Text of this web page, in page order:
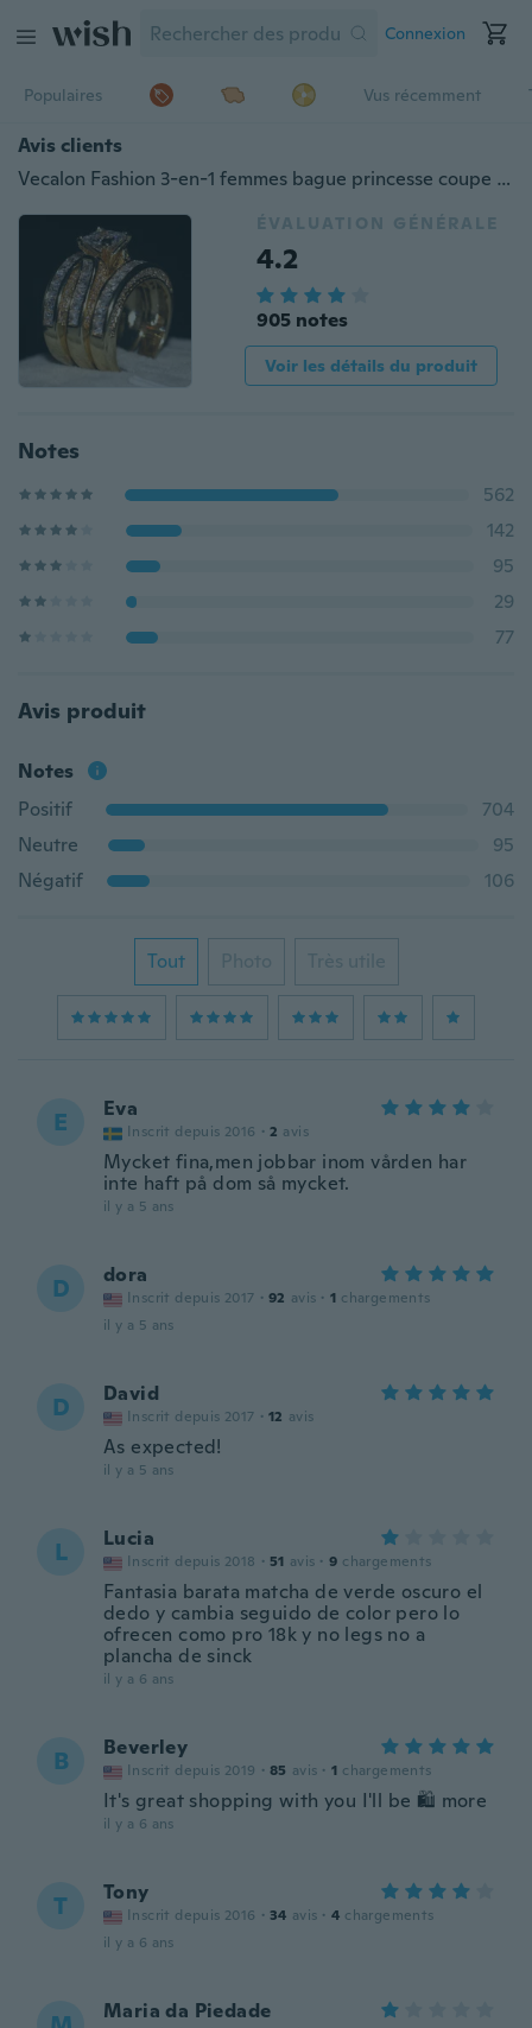
Connexion
Populaires Vus récemment
Avis clients
Vecalon Fashion 3-en-1 femmes bague princesse coupe 7mm diamant simulé Cz or jaune 14 kt or jaune rempli bague de mariage en argent ensemble
ÉVALUATION GÉNÉRALE
4.2
905 notes
Voir les détails du produit
Notes
562
142
95
29
77
Avis produit
Notes
Positif
704
Neutre
95
Négatif
106
Tout Photo Très utile
E Eva
Inscrit depuis 2016 · 2 avis
Mycket fina,men jobbar inom vården har
inte haft på dom så mycket.
il y a 5 ans
D dora
Inscrit depuis 2017 · 92 avis · 1 chargements
il y a 5 ans
D David
Inscrit depuis 2017 · 12 avis
As expected!
il y a 5 ans
L Lucia
Inscrit depuis 2018 · 51 avis · 9 chargements
Fantasia barata matcha de verde oscuro el
dedo y cambia seguido de color pero lo
ofrecen como pro 18k y no legs no a
plancha de sinck
il y a 6 ans
B Beverley
Inscrit depuis 2019 · 85 avis · 1 chargements
It's great shopping with you I'll be 🛍 more
il y a 6 ans
T Tony
Inscrit depuis 2016 · 34 avis · 4 chargements
il y a 6 ans
Maria da Piedade